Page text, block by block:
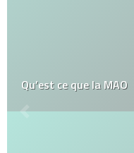
Qu’est ce que la MAO